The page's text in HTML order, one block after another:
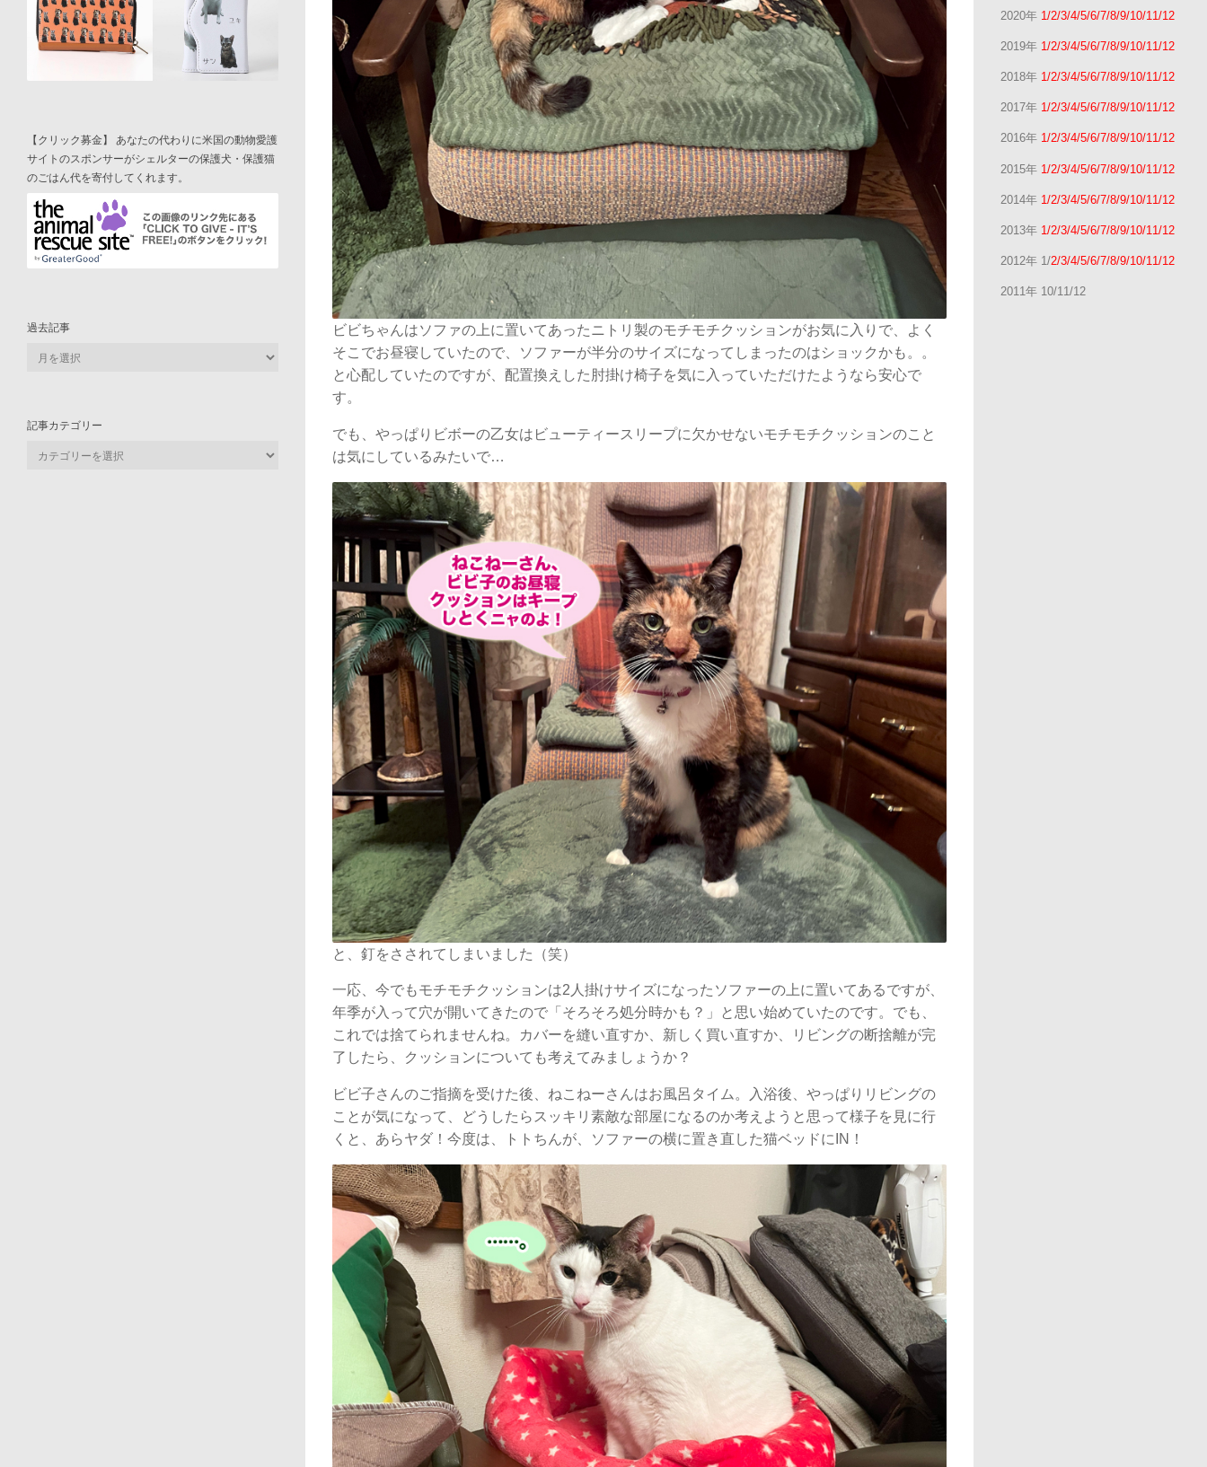
ビビちゃんはソファの上に置いてあったニトリ製のモチモチクッションがお気に入りで、よく
そこでお昼寝していたので、ソファーが半分のサイズになってしまったのはショックかも。。
と心配していたのですが、配置換えした肘掛け椅子を気に入っていただけたようなら安心で
す。
でも、やっぱりビボーの乙女はビューティースリープに欠かせないモチモチクッションのこと
は気にしているみたいで…
と、釘をさされてしまいました（笑）
一応、今でもモチモチクッションは2人掛けサイズになったソファーの上に置いてあるですが、
年季が入って穴が開いてきたので「そろそろ処分時かも？」と思い始めていたのです。でも、
これでは捨てられませんね。カバーを縫い直すか、新しく買い直すか、リビングの断捨離が完
了したら、クッションについても考えてみましょうか？
ビビ子さんのご指摘を受けた後、ねこねーさんはお風呂タイム。入浴後、やっぱりリビングの
ことが気になって、どうしたらスッキリ素敵な部屋になるのか考えようと思って様子を見に行
くと、あらヤダ！今度は、トトちんが、ソファーの横に置き直した猫ベッドにIN！
【クリック募金】 あなたの代わりに米国の動物愛護
サイトのスポンサーがシェルターの保護犬・保護猫
のごはん代を寄付してくれます。
過去記事
記事カテゴリー
2020年 1/2/3/4/5/6/7/8/9/10/11/12
2019年 1/2/3/4/5/6/7/8/9/10/11/12
2018年 1/2/3/4/5/6/7/8/9/10/11/12
2017年 1/2/3/4/5/6/7/8/9/10/11/12
2016年 1/2/3/4/5/6/7/8/9/10/11/12
2015年 1/2/3/4/5/6/7/8/9/10/11/12
2014年 1/2/3/4/5/6/7/8/9/10/11/12
2013年 1/2/3/4/5/6/7/8/9/10/11/12
2012年 1/2/3/4/5/6/7/8/9/10/11/12
2011年 10/11/12